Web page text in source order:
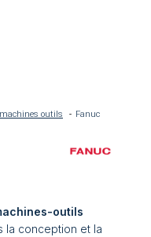
machines outils Fanuc
outils
la conception et la